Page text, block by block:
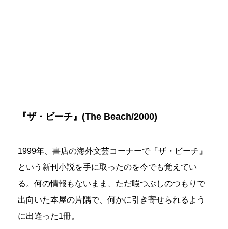
『ザ・ビーチ』(The Beach/2000)
1999年、書店の海外文芸コーナーで『ザ・ビーチ』
という新刊小説を手に取ったのを今でも覚えてい
る。何の情報もないまま、ただ暇つぶしのつもりで
出向いた本屋の片隅で、何かに引き寄せられるよう
に出逢った1冊。